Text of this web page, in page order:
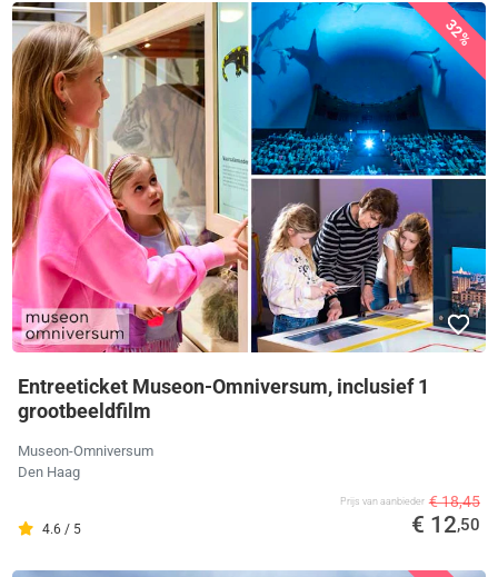
32%
Entreeticket Museon-Omniversum, inclusief 1
grootbeeldfilm
Museon-Omniversum
Den Haag
4.6 / 5
Prijs van aanbieder € 18,45
€ 12,50